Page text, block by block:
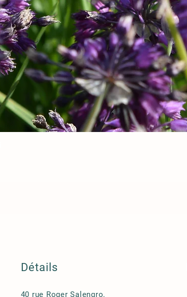
Détails
40 rue Roger Salengro,